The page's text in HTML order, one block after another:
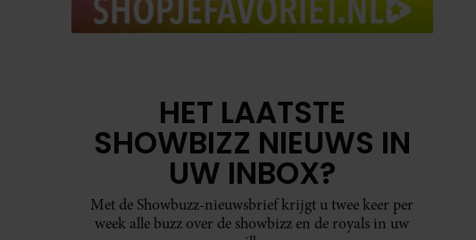
HET LAATSTE
SHOWBIZZ NIEUWS IN
UW INBOX?
Met de Showbuzz-nieuwsbrief krijgt u twee keer per
week alle buzz over de showbizz en de royals in uw